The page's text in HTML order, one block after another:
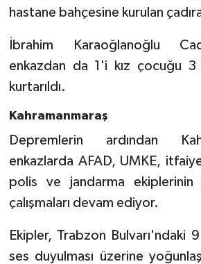
hastane bahçesine kurulan
İbrahim Karaoğlanoğlu
enkazdan da 1'i kız çocuğu 3
kurtarıldı.
Kahramanmaraş
Depremlerin ardından
enkazlarda AFAD, UMKE,
polis ve jandarma ekiplerinin
çalışmaları devam ediyor.
Ekipler, Trabzon Bulvarı'ndaki
ses duyulması üzerine
Yozgat Müftülüğü
Zonguldak Müftülüğü